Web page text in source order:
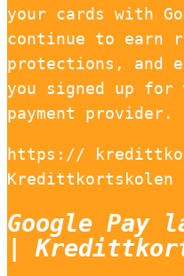
your cards with
continue to earn
protections, and
you signed up for
payment provider.
https://
Kredittkortskolen
Google Pay
|